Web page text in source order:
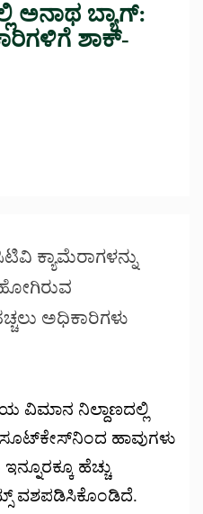
ಅನಾಥ ಬ್ಯಾಗ್:
ಶಾಕ್-
ಕ್ಯಾಮೆರಾಗಳನ್ನು
ಹೋಗಿರುವ
ಅಧಿಕಾರಿಗಳು
ವಿಮಾನ ನಿಲ್ದಾಣದಲ್ಲಿ
ಸೂಟ್‌ಕೇಸ್‌ನಿಂದ ಹಾವುಗಳು
ಹೆಚ್ಚು
ವಶಪಡಿಸಿಕೊಂಡಿದೆ.